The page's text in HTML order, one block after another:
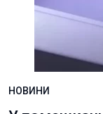
НОВИНИ